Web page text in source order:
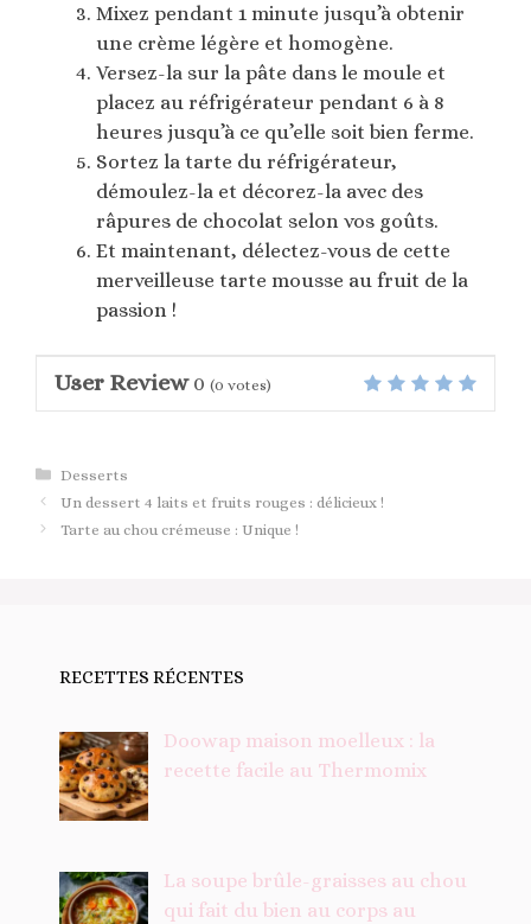
Mixez pendant 1 minute jusqu’à obtenir
une crème légère et homogène.
Versez-la sur la pâte dans le moule et
placez au réfrigérateur pendant 6 à 8
heures jusqu’à ce qu’elle soit bien ferme.
Sortez la tarte du réfrigérateur,
démoulez-la et décorez-la avec des
râpures de chocolat selon vos goûts.
Et maintenant, délectez-vous de cette
merveilleuse tarte mousse au fruit de la
passion !
User Review 0 (0 votes)
Catégories
Desserts
Un dessert 4 laits et fruits rouges : délicieux !
Tarte au chou crémeuse : Unique !
RECETTES RÉCENTES
Doowap maison moelleux : la
recette facile au Thermomix
La soupe brûle-graisses au chou
qui fait du bien au corps au